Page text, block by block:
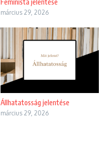
március 29, 2026
Állhatatosság jelentése
március 29, 2026